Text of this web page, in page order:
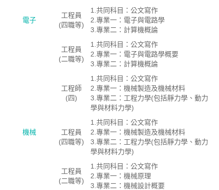
電子
工程員
(四職等)
1.共同科目：公文寫作
2.專業一：電子與電路學
3.專業二：計算機概論
工程員
(二職等)
1.共同科目：公文寫作
2.專業一：電子與電路學概要
3.專業二：計算機概論
機械
工程師
(四)
1.共同科目：公文寫作
2.專業一：機械製造及機械材料
3.專業二：工程力學(包括靜力學、動力
學與材料力學)
工程員
(四職等)
1.共同科目：公文寫作
2.專業一：機械製造及機械材料
3.專業二：工程力學(包括靜力學、動力
學與材料力學)
工程員
(二職等)
1.共同科目：公文寫作
2.專業一：機械原理
3.專業二：機械設計概要